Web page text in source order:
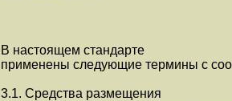
В настоящем стандарте
применены следующие термины с
3.1. Средства размещения